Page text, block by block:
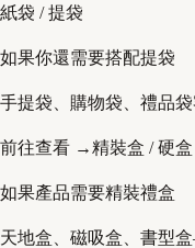
紙袋 / 提袋
如果你還需要搭配提袋
手提袋、購物袋、禮品袋
前往查看 →精裝盒 / 硬盒
如果產品需要精裝禮盒
天地盒、磁吸盒、書型